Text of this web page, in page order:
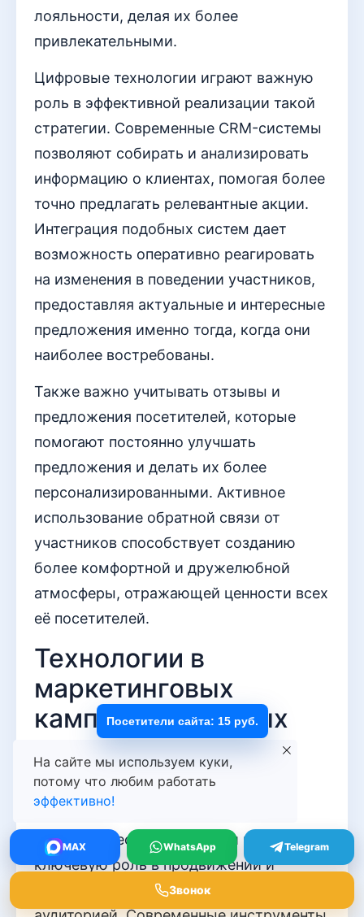
лояльности, делая их более
привлекательными.
Цифровые технологии играют важную
роль в эффективной реализации такой
стратегии. Современные CRM-системы
позволяют собирать и анализировать
информацию о клиентах, помогая более
точно предлагать релевантные акции.
Интеграция подобных систем дает
возможность оперативно реагировать
на изменения в поведении участников,
предоставляя актуальные и интересные
предложения именно тогда, когда они
наиболее востребованы.
Также важно учитывать отзывы и
предложения посетителей, которые
помогают постоянно улучшать
предложения и делать их более
персонализированными. Активное
использование обратной связи от
участников способствует созданию
более комфортной и дружелюбной
атмосферы, отражающей ценности всех
её посетителей.
Технологии в
маркетинговых
кампаниях игровых
площадок
В условиях стремительно
развивающейся цифровой эпохи
технологические инновации играют
ключевую роль в продвижении и
улучшении взаимодействия с
На сайте мы используем куки,
потому что любим работать
эффективно!
MAX WhatsApp Telegram
Звонок
Посетители сайта: 15 руб.